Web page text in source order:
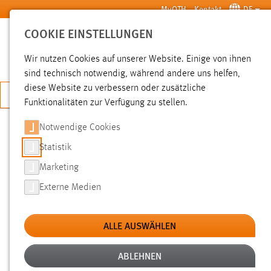
Zum Hauptinhalt springen MyOTH Kontakt DE
SUCHE
JETZT BEWERBEN
SUCHE
FILTER
Typ
Erstellungsdatum
COOKIE EINSTELLUNGEN
Wir nutzen Cookies auf unserer Website. Einige von ihnen
sind technisch notwendig, während andere uns helfen,
diese Website zu verbessern oder zusätzliche
Funktionalitäten zur Verfügung zu stellen.
Notwendige Cookies
Statistik
Marketing
Externe Medien
ALLE AUSWÄHLEN
ABLEHNEN